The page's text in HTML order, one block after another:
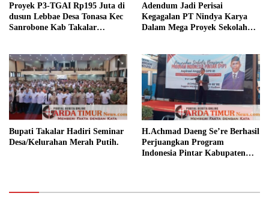
Proyek P3-TGAI Rp195 Juta di
dusun Lebbae Desa Tonasa Kec
Sanrobone Kab Takalar
Adendum Jadi Perisai
Kegagalan PT Nindya Karya
Dalam Mega Proyek Sekolah
Bupati Takalar Hadiri Seminar
Desa/Kelurahan Merah Putih.
H.Achmad Daeng Se’re Berhasil
Perjuangkan Program
Indonesia Pintar Kabupaten